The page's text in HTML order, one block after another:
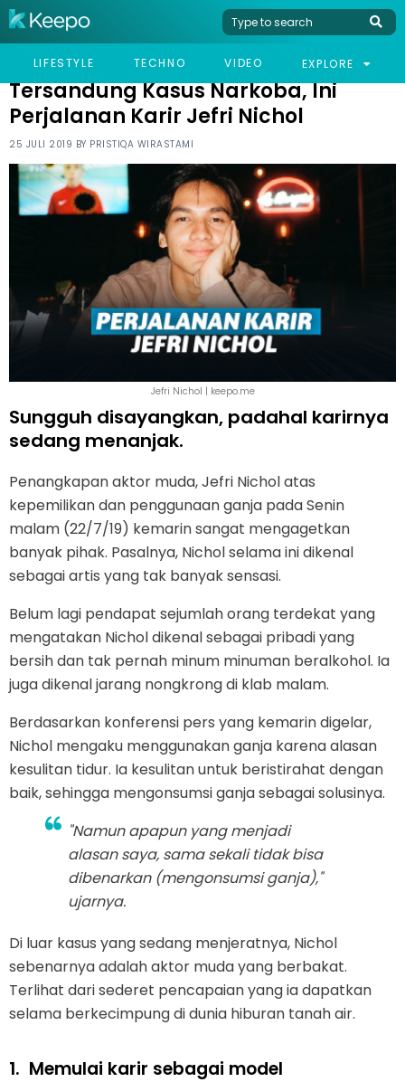
LIFESTYLE TECHNO VIDEO EXPLORE
HOME CELEB
TERSANDUNG KASUS NARKOBA, INI PERJALANAN KARIR JEFRI
Tersandung Kasus Narkoba, Ini
Perjalanan Karir Jefri Nichol
25 JULI 2019 BY PRISTIQA WIRASTAMI
Jefri Nichol | keepo.me
Sungguh disayangkan, padahal karirnya
sedang menanjak.
Penangkapan aktor muda, Jefri Nichol atas
kepemilikan dan penggunaan ganja pada Senin
malam (22/7/19) kemarin sangat mengagetkan
banyak pihak. Pasalnya, Nichol selama ini dikenal
sebagai artis yang tak banyak sensasi.
Belum lagi pendapat sejumlah orang terdekat yang
mengatakan Nichol dikenal sebagai pribadi yang
bersih dan tak pernah minum minuman beralkohol. Ia
juga dikenal jarang nongkrong di klab malam.
Berdasarkan konferensi pers yang kemarin digelar,
Nichol mengaku menggunakan ganja karena alasan
kesulitan tidur. Ia kesulitan untuk beristirahat dengan
baik, sehingga mengonsumsi ganja sebagai solusinya.
"Namun apapun yang menjadi
alasan saya, sama sekali tidak bisa
dibenarkan (mengonsumsi ganja),"
ujarnya.
Di luar kasus yang sedang menjeratnya, Nichol
sebenarnya adalah aktor muda yang berbakat.
Terlihat dari sederet pencapaian yang ia dapatkan
selama berkecimpung di dunia hiburan tanah air.
1. Memulai karir sebagai model